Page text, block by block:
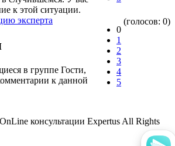
к этой ситуации.
эксперта
0
1
2
3
4
5
(голосов: 0)
в группе Гости,
к данной
консультации Expertus All Rights